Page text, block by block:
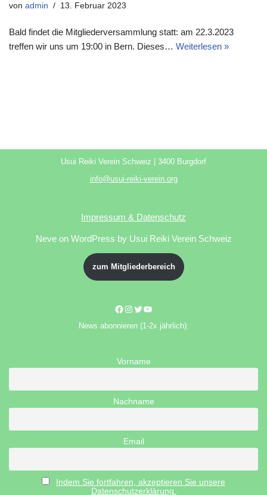
von admin 13. Februar 2023
Bald findet die Mitgliederversammlung statt: am 22.3.2023
treffen wir uns um 19:00 in Bern. Dieses… Weiterlesen »
Usui Reiki Verein Schweiz | 3400 Burgdorf
info@usui-reiki-verein.org
Impressum & Datenschutz
Neveon WordPress by Usui Reiki Verein Schweiz
zum Mitgliederbereich
News abonnieren (1-2x jährlich):
Vorname
Nachname
Email
Indem Sie fortfahren, akzeptieren Sie unsere
Datenschutzerklärung.